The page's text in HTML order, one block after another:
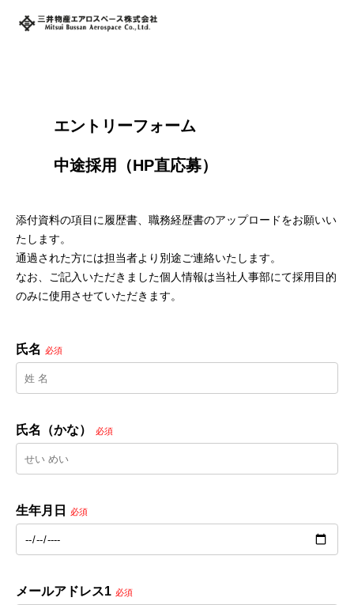
        エントリーフォーム
添付資料の項目に履歴書、職務経歴書のアップロードをお願いい
たします。
通過された方には担当者より別途ご連絡いたします。
なお、ご記入いただきました個人情報は当社人事部にて採用目的
のみに使用させていただきます。
氏名 必須
氏名（かな） 必須
生年月日 必須
メールアドレス1 必須